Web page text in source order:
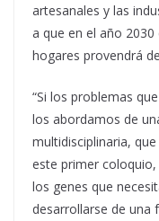
artesanales y las
a que en el año
hogares provendrá
“Si los problemas
los abordamos de
multidisciplinaria,
este primer
los genes que
desarrollarse de una